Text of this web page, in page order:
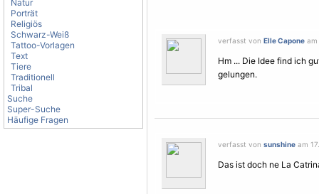
Natur
Porträt
Religiös
Schwarz-Weiß
Tattoo-Vorlagen
Text
Tiere
Traditionell
Tribal
Suche
Super-Suche
Häufige Fragen
verfasst von Elle Capone am
Hm ... Die Idee find ich
gelungen.
verfasst von sunshine am
Das ist doch ne La